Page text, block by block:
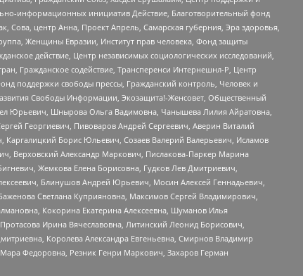
информационных инициатив Действие, Благотворительный фонд
центр Анна, Проект Апрель, Самарская губерния, Эра здоровья,
Женщины Евразии, Институт прав человека, Фонд защиты
действие, Центр независимых социологических исследований,
Гражданское содействие, Трансперенси Интернешнл-Р, Центр
поддержки свободы прессы, Гражданский контроль, Человек и
Свободы Информации, Экозащита!-Женсовет, Общественный
Юрьевич, Шнырова Ольга Вадимовна, Чанышева Лилия Айратовна,
Георгиевич, Пивоваров Андрей Сергеевич, Аверин Виталий
Борис Юльевич, Созаев Валерий Валерьевич, Исламов
Верховский Александр Маркович, Пислакова-Паркер Марина
Жемкова Елена Борисовна, Гудков Лев Дмитриевич,
Блинушов Андрей Юрьевич, Мосин Алексей Геннадьевич,
Светлана Куприяновна, Максимов Сергей Владимирович,
Кокорина Екатерина Алексеевна, Шуманов Илья
Ирина Вячеславовна, Литинский Леонид Борисович,
Королева Александра Евгеньевна, Смирнов Владимир
Федоровна, Резник Генри Маркович, Захаров Герман